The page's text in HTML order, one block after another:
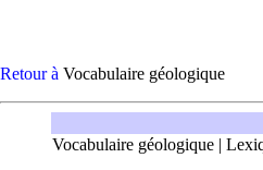
Retour à Vocabulaire géologique
Vocabulaire géologique|